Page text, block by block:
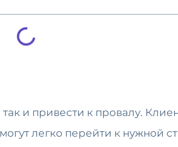
и привести к провалу.
легко перейти к нужной